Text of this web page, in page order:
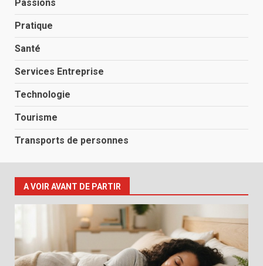
Passions
Pratique
Santé
Services Entreprise
Technologie
Tourisme
Transports de personnes
A VOIR AVANT DE PARTIR